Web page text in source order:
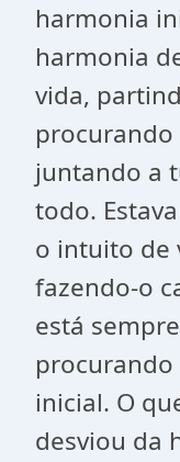
harmonia
harmonia
vida,
juntando a
todo.
o intuito de
fazendo-o
está
inicial. O
desviou da